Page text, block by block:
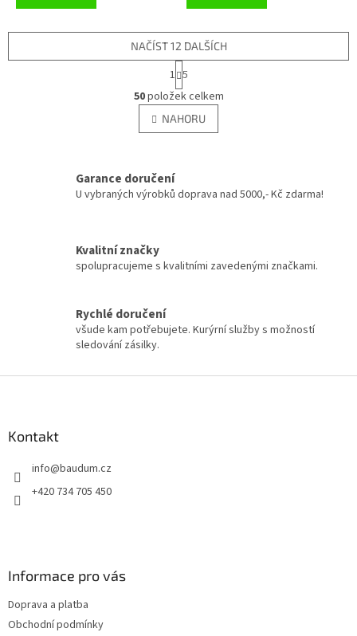
O
v
l
á
í
y
i
NAČÍST 12 DALŠÍCH
S
t
r
á
n
k
n
í
1 5
50položek celkem
NAHORU
Garance doručení
U vybraných výrobků doprava nad 5000,- Kč zdarma!
Kvalitní značky
spolupracujeme s kvalitními zavedenými značkami.
Rychlé doručení
všude kam potřebujete. Kurýrní služby s možností
sledování zásilky.
Kontakt
info@baudum.cz
+420 734 705 450
Informace pro vás
Doprava a platba
Obchodní podmínky